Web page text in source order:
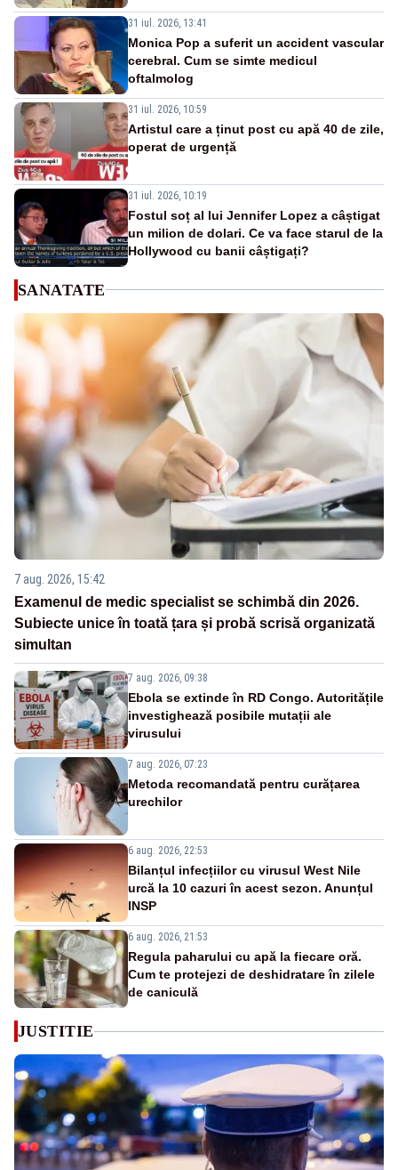
31 iul. 2026, 13:41
Monica Pop a suferit un accident vascular
cerebral. Cum se simte medicul
oftalmolog
31 iul. 2026, 10:59
Artistul care a ținut post cu apă 40 de zile,
operat de urgență
31 iul. 2026, 10:19
Fostul soț al lui Jennifer Lopez a câștigat
un milion de dolari. Ce va face starul de la
Hollywood cu banii câștigați?
SANATATE
7 aug. 2026, 15:42
Examenul de medic specialist se schimbă din 2026.
Subiecte unice în toată țara și probă scrisă organizată
simultan
7 aug. 2026, 09:38
Ebola se extinde în RD Congo. Autoritățile
investighează posibile mutații ale
virusului
7 aug. 2026, 07:23
Metoda recomandată pentru curățarea
urechilor
6 aug. 2026, 22:53
Bilanțul infecțiilor cu virusul West Nile
urcă la 10 cazuri în acest sezon. Anunțul
INSP
6 aug. 2026, 21:53
Regula paharului cu apă la fiecare oră.
Cum te protejezi de deshidratare în zilele
de caniculă
JUSTITIE